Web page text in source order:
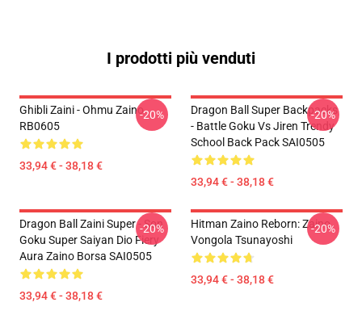
I prodotti più venduti
Ghibli Zaini - Ohmu Zaino
RB0605
33,94 € - 38,18 €
-20%
Dragon Ball Super Backpacks
- Battle Goku Vs Jiren Trendy
School Back Pack SAI0505
33,94 € - 38,18 €
-20%
Dragon Ball Zaini Super - Son
Goku Super Saiyan Dio Fiery
Aura Zaino Borsa SAI0505
33,94 € - 38,18 €
-20%
Hitman Zaino Reborn: Zaino
Vongola Tsunayoshi
33,94 € - 38,18 €
-20%